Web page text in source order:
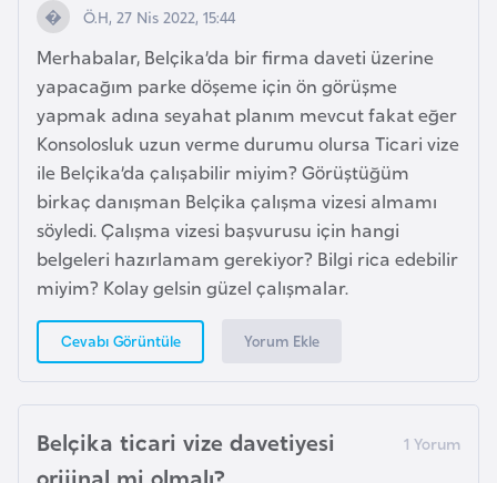
Ö.H, 27 Nis 2022, 15:44
Merhabalar, Belçika’da bir firma daveti üzerine
yapacağım parke döşeme için ön görüşme
yapmak adına seyahat planım mevcut fakat eğer
Konsolosluk uzun verme durumu olursa Ticari vize
ile Belçika’da çalışabilir miyim? Görüştüğüm
birkaç danışman Belçika çalışma vizesi almamı
söyledi. Çalışma vizesi başvurusu için hangi
belgeleri hazırlamam gerekiyor? Bilgi rica edebilir
miyim? Kolay gelsin güzel çalışmalar.
Cevabı Görüntüle Yorum Ekle
Belçika ticari vize davetiyesi
G
r
e
n
a
d
a
G
ü
e
y
K